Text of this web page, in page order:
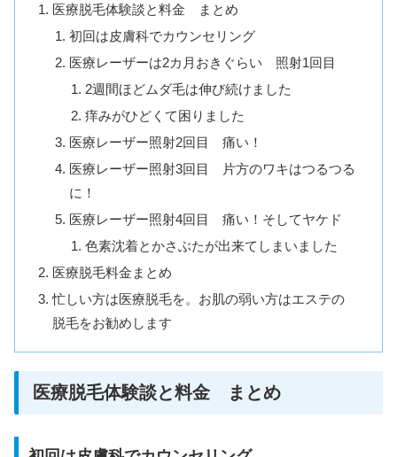
医療脱毛体験談と料金 まとめ
初回は皮膚科でカウンセリング
医療レーザーは2カ月おきぐらい 照射1回目
2週間ほどムダ毛は伸び続けました
痒みがひどくて困りました
医療レーザー照射2回目 痛い！
医療レーザー照射3回目 片方のワキはつるつる
に！
医療レーザー照射4回目 痛い！そしてヤケド
色素沈着とかさぶたが出来てしまいました
医療脱毛料金まとめ
忙しい方は医療脱毛を。お肌の弱い方はエステの
脱毛をお勧めします
医療脱毛体験談と料金 まとめ